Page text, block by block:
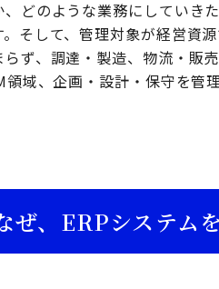
、どのような業務にしていき
。そして、管理対象が経営資
らず、調達・製造、物流・販
領域、企画・設計・保守を管
ぜ、ERPシステム